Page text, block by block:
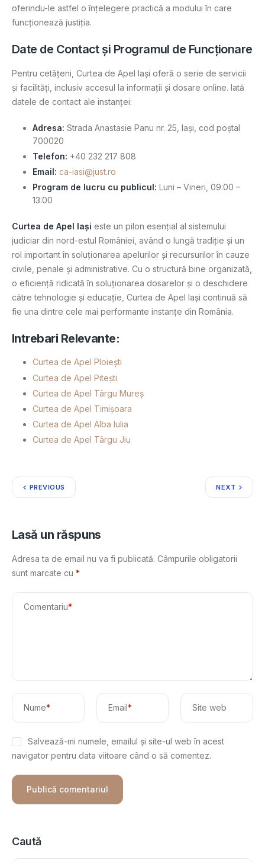
oferindu-le astfel o înțelegere practică a modului în care
funcționează justiția​.
Date de Contact și Programul de Funcționare
Pentru cetățeni, Curtea de Apel Iași oferă o serie de servicii
și facilități, inclusiv accesul la informații și dosare online. Iată
datele de contact ale instanței:
Adresa: Strada Anastasie Panu nr. 25, Iași, cod poștal
700020
Telefon: +40 232 217 808
Email: ca-iasi@just.ro
Program de lucru cu publicul: Luni – Vineri, 09:00 –
13:00
Curtea de Apel Iași este un pilon esențial al sistemului
judiciar din nord-estul României, având o lungă tradiție și un
rol important în soluționarea apelurilor și recursurilor în cauze
civile, penale și administrative. Cu o structură bine organizată,
o eficiență ridicată în soluționarea dosarelor și o deschidere
către tehnologie și educație, Curtea de Apel Iași continuă să
fie una dintre cele mai performante instanțe din România.
Intrebari Relevante:
Curtea de Apel Ploiești
Curtea de Apel Pitești
Curtea de Apel Târgu Mureș
Curtea de Apel Timișoara
Curtea de Apel Alba Iulia
Curtea de Apel Târgu Jiu
PREVIOUS NEXT
Lasă un răspuns
Adresa ta de email nu va fi publicată. Câmpurile obligatorii
sunt marcate cu *
Comentariu*
Nume* Email* Site web
Salvează-mi numele, emailul și site-ul web în acest
navigator pentru data viitoare când o să comentez.
Caută